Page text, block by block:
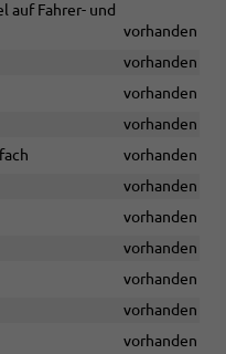
auf Fahrer- und
vorhanden
vorhanden
vorhanden
vorhanden
vorhanden
vorhanden
vorhanden
vorhanden
vorhanden
vorhanden
vorhanden